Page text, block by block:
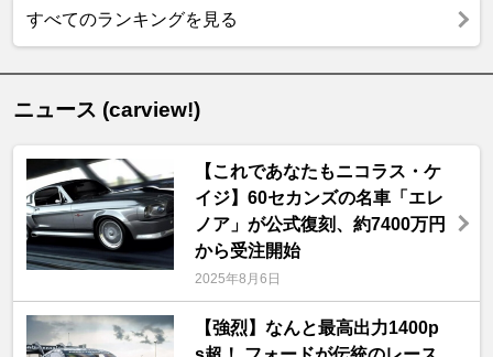
すべてのランキングを見る
ニュース (carview!)
【これであなたもニコラス・ケ
イジ】60セカンズの名車「エレ
ノア」が公式復刻、約7400万円
から受注開始
2025年8月6日
【強烈】なんと最高出力1400p